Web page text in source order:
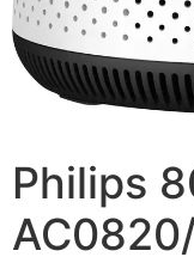
Philips